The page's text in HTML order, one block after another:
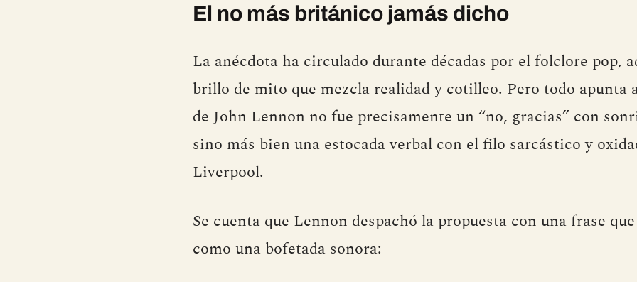
El no más británico jamás dicho
La anécdota ha circulado durante décadas por el folclore pop,
brillo de mito que mezcla realidad y cotilleo. Pero todo apunta
de John Lennon no fue precisamente un “no, gracias” con
sino más bien una estocada verbal con el filo sarcástico y
Liverpool.
Se cuenta que Lennon despachó la propuesta con una frase
como una bofetada sonora: